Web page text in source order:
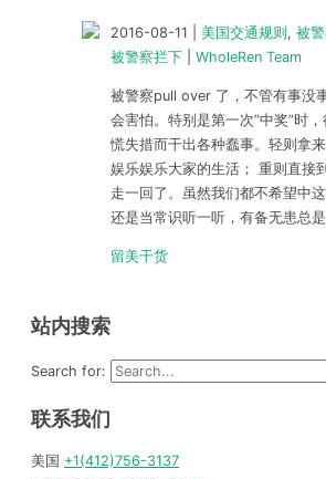
2016-08-11 美国交通规则 , 被
被警察拦下
WholeRen Team
被警察pull over 了，不管有事没
会害怕。特别是第一次”中奖”时
慌失措而干出各种蠢事。轻则拿
娱乐娱乐大家的生活； 重则直接
走一回了。虽然我们都不希望中
还是当常识听一听，有备无患总是
留美干货
站内搜索
Search for:
联系我们
美国 +1(412)756-3137